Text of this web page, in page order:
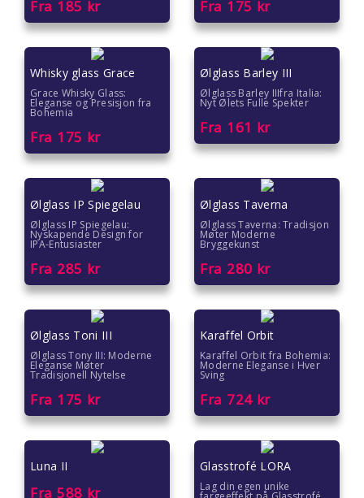
Fra 185 kr Fra 175 kr
Whisky glass Grace
Grace Whisky Glass:
Eleganse og Presisjon fra
Bohemia
Fra 175 kr
Ølglass Barley III
Ølglass Barley IIIfra Italia:
Nyt Ølets Fulle Spekter
Fra 161 kr
Ølglass IP Spiegelau
Ølglass IP Spiegelau:
Nyskapende Design for
IPA-Entusiaster
Fra 285 kr
Ølglass Taverna
Ølglass Taverna: Tradisjon
Møter Moderne
Bryggekunst
Fra 280 kr
Ølglass Toni III
Ølglass Tony III: Moderne
Eleganse Møter
Tradisjonell Nytelse
Fra 175 kr
Karaffel Orbit
Karaffel Orbit fra Bohemia:
Moderne Eleganse i Hver
Sving
Fra 724kr
Luna II
Fra 588 kr
Glasstrofé LORA
Lag din egen unike